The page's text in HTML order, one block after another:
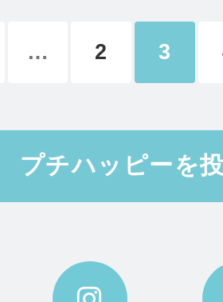
中、心穏やかに
ウダーがお守り
ジンの占いも毎
になってしまっ
安堵いたしまし
、ありがとうご
… 2 3
プチハッピーを